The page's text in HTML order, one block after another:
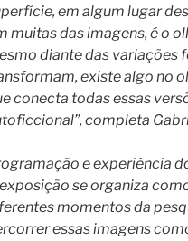
em algum lugar
muitas das imagens, é o
diante das variações
existe algo no
conecta todas essas
completa
e experiência
se organiza
momentos da
essas imagens